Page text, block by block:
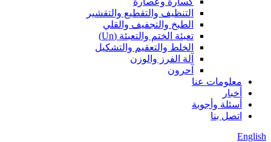
التنظيف والتقطيع والتقشير
الطبخ والتجفيف والقلي
تعبئة الختم والتعبئة (Un)
الخلط والتعقيم والتشكيل
آلة الفرز والوزن
آحرون
معلومات عنا
أخبار
أسئلة وأجوبة
اتصل بنا
English